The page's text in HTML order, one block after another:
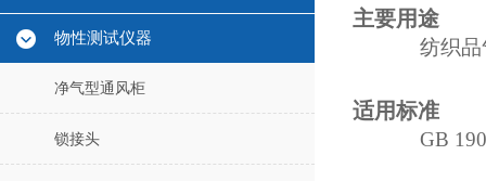
物性测试仪器
净气型通风柜
锁接头
主要用途
纺织
适用标准
GB